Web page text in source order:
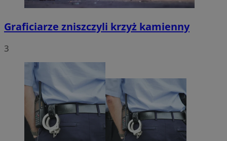
Graficiarze zniszczyli krzyż kamienny
3